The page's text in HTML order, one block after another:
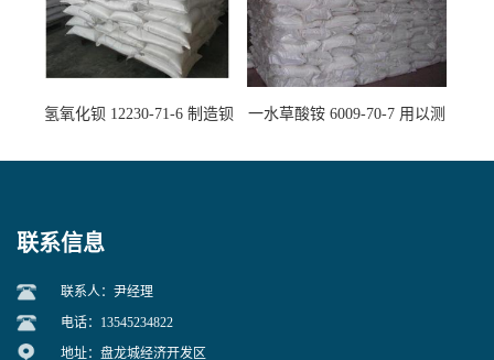
氢氧化钡 12230-71-6 制造钡
一水草酸铵 6009-70-7 用以测
联系信息
联系人：尹经理
电话：13545234822
地址：盘龙城经济开发区